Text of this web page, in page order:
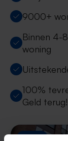
9000+
Binnen 4-
woning
100%
Geld terug!